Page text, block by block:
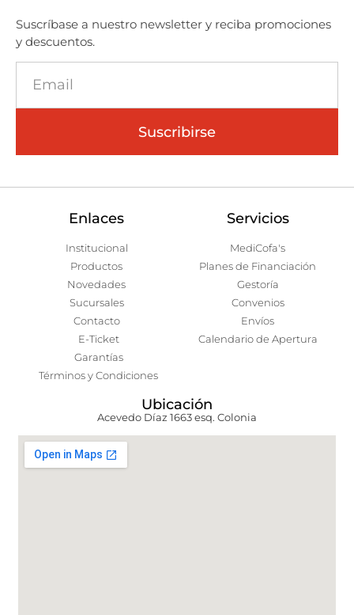
Suscríbase a nuestro newsletter y reciba promociones
y descuentos.
Suscribirse
Enlaces
Institucional
Productos
Novedades
Sucursales
Contacto
E-Ticket
Garantías
Términos y Condiciones
Servicios
MediCofa's
Planes de Financiación
Gestoría
Convenios
Envíos
Calendario de Apertura
Ubicación
Acevedo Díaz 1663 esq. Colonia